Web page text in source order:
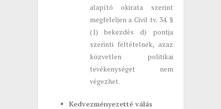
alapító okirata szerint
megfeleljen a Civil tv. 34. §
(1) bekezdés d) pontja
szerinti feltételnek, azaz
közvetlen politikai
tevékenységet nem
végezhet.
Kedvezményezetté válás